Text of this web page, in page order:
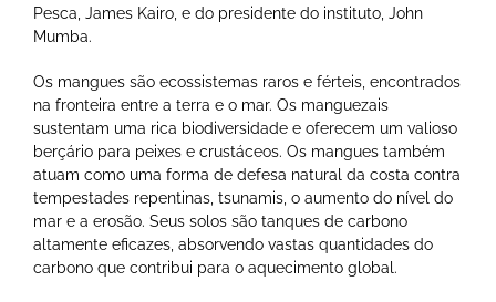
Pesca, James Kairo, e do presidente do instituto, John
Mumba.
Os mangues são ecossistemas raros e férteis, encontrados
na fronteira entre a terra e o mar. Os manguezais
sustentam uma rica biodiversidade e oferecem um valioso
berçário para peixes e crustáceos. Os mangues também
atuam como uma forma de defesa natural da costa contra
tempestades repentinas, tsunamis, o aumento do nível do
mar e a erosão. Seus solos são tanques de carbono
altamente eficazes, absorvendo vastas quantidades do
carbono que contribui para o aquecimento global.